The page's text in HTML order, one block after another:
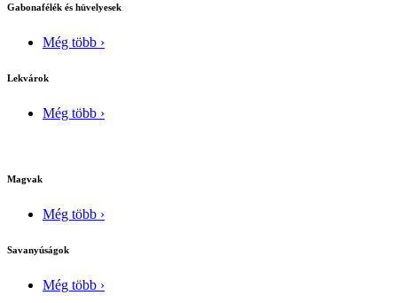
Gabonafélék és hüvelyesek
Még több ›
Lekvárok
Még több ›
Magvak
Még több ›
Savanyúságok
Még több ›